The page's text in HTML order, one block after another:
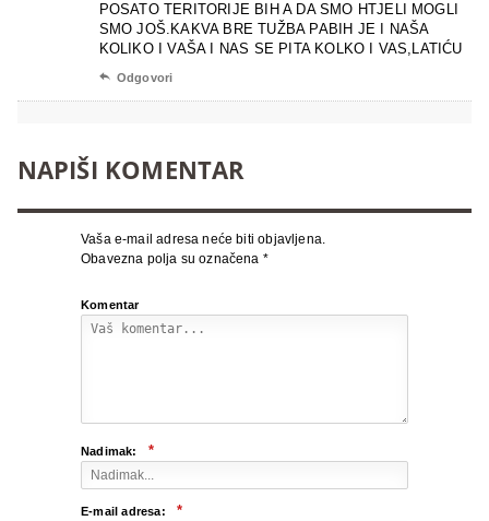
POSATO TERITORIJE BIH A DA SMO HTJELI MOGLI
SMO JOŠ.KAKVA BRE TUŽBA PABIH JE I NAŠA
KOLIKO I VAŠA I NAS SE PITA KOLKO I VAS,LATIĆU
 Odgovori
NAPIŠI KOMENTAR
Vaša e-mail adresa neće biti objavljena.
Obavezna polja su označena *
Komentar
Nadimak: *
E-mail adresa: *